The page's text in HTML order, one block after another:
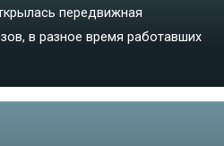
передвижная
в разное время работавших